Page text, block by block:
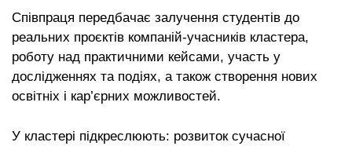
Співпраця передбачає залучення студентів до
реальних проєктів компаній-учасників кластера,
роботу над практичними кейсами, участь у
дослідженнях та подіях, а також створення нових
освітніх і кар’єрних можливостей.
У кластері підкреслюють: розвиток сучасної